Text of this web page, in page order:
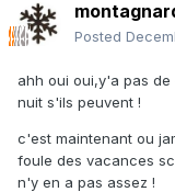
Posted
ahh oui oui,y'a pas
nuit s'ils peuvent !
c'est maintenant ou
foule des vacances
n'y en a pas assez !